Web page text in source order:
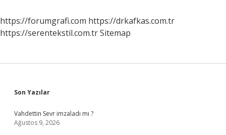
https://forumgrafi.com https://drkafkas.com.tr
https://serentekstil.com.trSitemap
Sidebar
Son Yazılar
Vahdettin Sevr imzaladı mı ?
Ağustos 9, 2026